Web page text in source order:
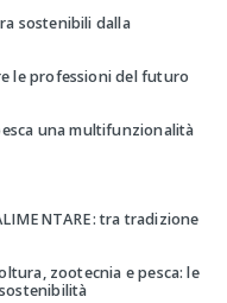
sostenibili dalla
le professioni del futuro
una multifunzionalità
tra tradizione
zootecnia e pesca: le